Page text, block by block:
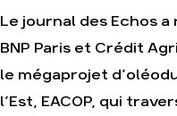
Agir
Faire un don
Le journal des Echos
BNP Paris et Crédit
le mégaprojet
l’Est, EACOP, qui